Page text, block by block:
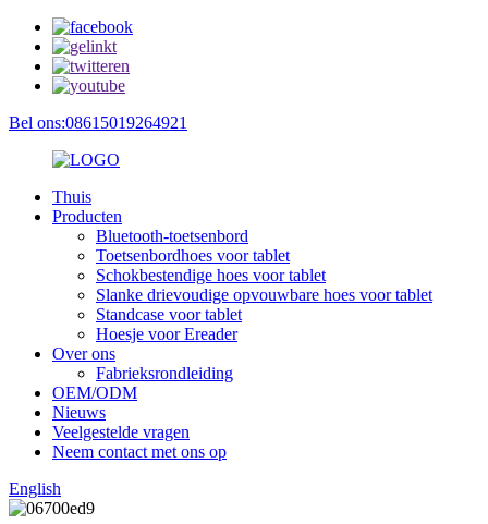
Bel ons:08615019264921
Thuis
Producten
Bluetooth-toetsenbord
Toetsenbordhoes voor tablet
Schokbestendige hoes voor tablet
Slanke drievoudige opvouwbare hoes voor tablet
Standcase voor tablet
Hoesje voor Ereader
Over ons
Fabrieksrondleiding
OEM/ODM
Nieuws
Veelgestelde vragen
Neem contact met ons op
English